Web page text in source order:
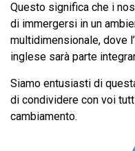
Questo significa che i
di immergersi in un
multidimensionale, dove
inglese sarà parte
Siamo entusiasti di
di condividere con voi
cambiamento.